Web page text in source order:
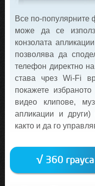
Все по-популярните
може да се
конзолата
позволява да
телефон директно
става чрез Wi-Fi
покажете
видео клипове,
апликации и
както и да го
√ 360